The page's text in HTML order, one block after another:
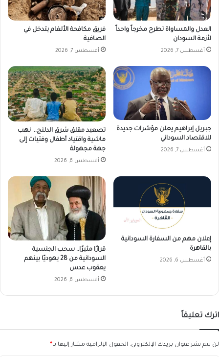
ة
العدل والمساواة تطرح مخرجاً واحداً
لأزمة السودان
أغسطس 7, 2026
فريق مكافحة الألغام يتدخل في
الصافية
أغسطس 7, 2026
جبريل إبراهيم يعلن مؤشرات جديدة
للاقتصاد السوداني
أغسطس 7, 2026
تصعيد مقلق شرق الدلنج.. نهب
ماشية واقتياد أطفال وفتيات إلى
جهة مجهولة
أغسطس 6, 2026
إعلان مهم من السفارة السودانية
بالقاهرة
أغسطس 6, 2026
قرارًا مثيرًا.. سحب الجنسية
السودانية من 28 يهوديًا بينهم
يعقوب عدس
أغسطس 6, 2026
اترك تعليقاً
لن يتم نشر عنوان بريدك الإلكتروني. الحقول الإلزامية مشار إليها بـ*